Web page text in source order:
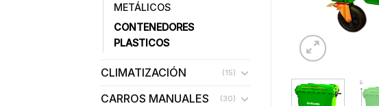
METÁLICOS
CONTENEDORES
PLASTICOS
CLIMATIZACIÓN (15)
CARROS MANUALES (30)